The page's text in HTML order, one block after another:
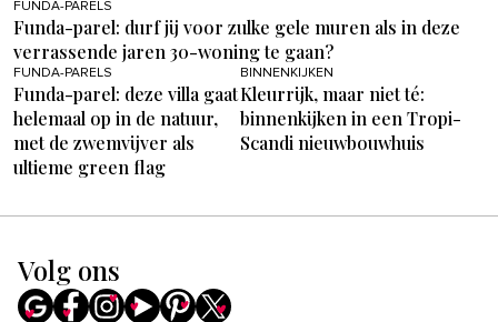
FUNDA-PARELS
Funda-parel: durf jij voor zulke gele muren als in deze
verrassende jaren 30-woning te gaan?
FUNDA-PARELS
Funda-parel: deze villa gaat
helemaal op in de natuur,
met de zwemvijver als
ultieme green flag
BINNENKIJKEN
Kleurrijk, maar niet té:
binnenkijken in een Tropi-
Scandi nieuwbouwhuis
Volg ons